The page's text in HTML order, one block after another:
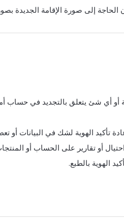
إلى صورة الإقامة الجديدة
أو أي شئ يتعلق بالتجديد في حساب
تأكيد الهوية لشك في البيانات أو
أو تقارير على الحساب أو
الهوية بالطبع.